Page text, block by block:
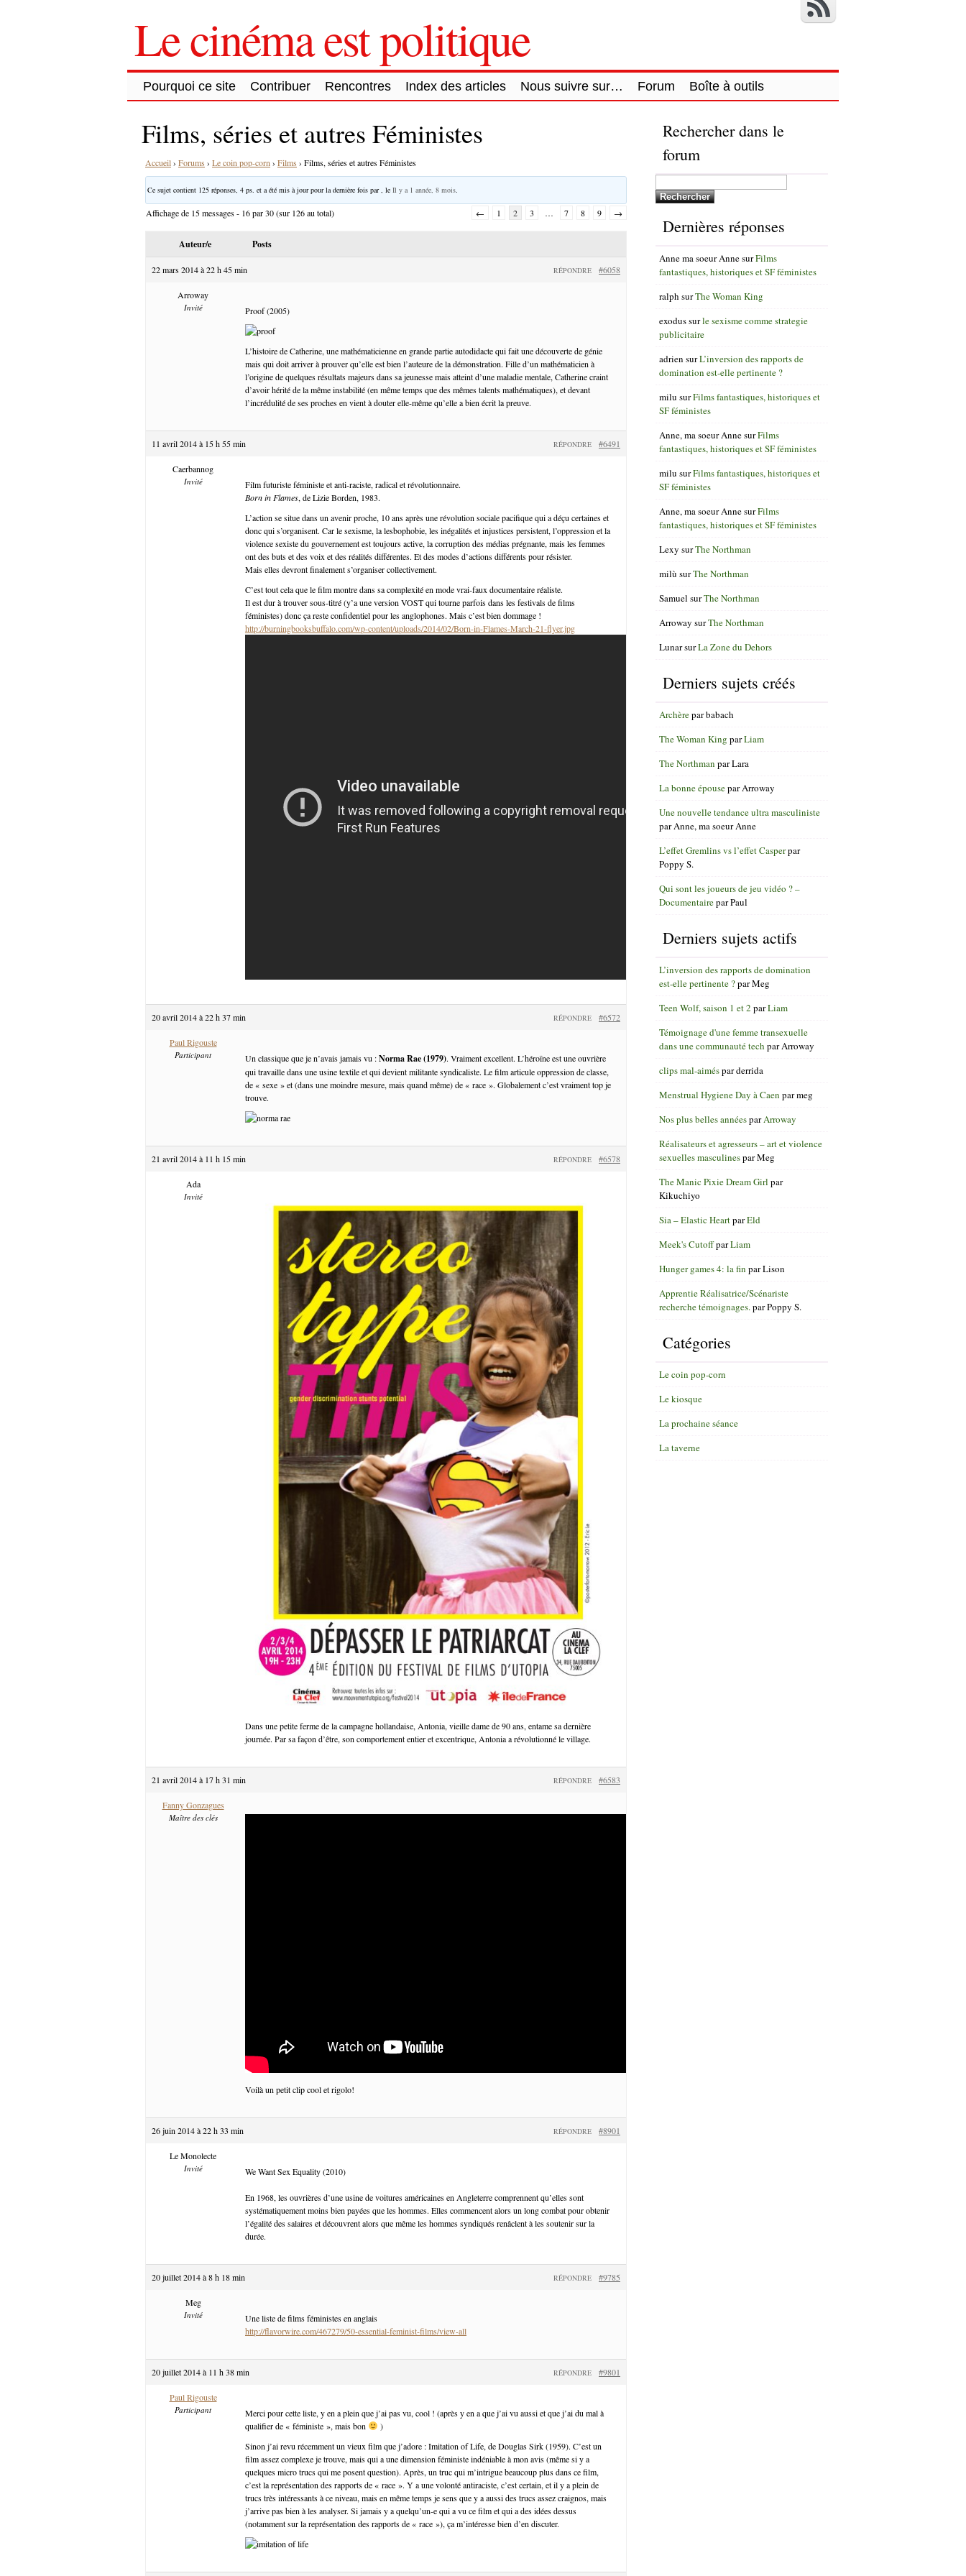
Le cinéma est politique
Pourquoi ce site Contribuer Rencontres Index des articles Nous suivre sur… Forum Boîte à outils
Films, séries et autres Féministes
Accueil› Forums › Le coin pop-corn › Films › Films, séries et autres Féministes
Ce sujet contient 125 réponses, 4 ps. et a été mis à jour pour la dernière fois par , le Il y a 1 année, 8 mois
Affichage de 15 messages - 16 par 30 (sur 126 au total) ← 1 2 3 … 7 8 9 →
Auteur/e Posts
22 mars 2014 à 22 h 45 min #6058
RÉPONDRE
Arroway
Invité Proof (2005)
L’histoire de Catherine, une mathématicienne en grande partie autodidacte qui fait une découverte de génie
mais qui doit arriver à prouver qu’elle est bien l’auteure de la démonstration. Fille d’un mathématicien à
l’origine de quelques résultats majeurs dans sa jeunesse mais atteint d’une maladie mentale, Catherine craint
d’avoir hérité de la même instabilité (en même temps que des mêmes talents mathématiques), et devant
l’incrédulité de ses proches en vient à douter elle-même qu’elle a bien écrit la preuve.
11 avril 2014 à 15 h 55 min #6491
RÉPONDRE
Caerbannog
Invité
Film futuriste féministe et anti-raciste, radical et révolutionnaire.
Born in Flames, de Lizie Borden, 1983.
L’action se situe dans un avenir proche, 10 ans après une révolution sociale pacifique qui a déçu certaines et
donc qui s’organisent. Car le sexisme, la lesbophobie, les inégalités et injustices persistent, l’oppression et la
violence sexiste du gouvernement est toujours active, la corruption des médias prégnante, mais les femmes
ont des buts et des voix et des réalités différentes. Et des modes d’actions différents pour résister.
Mais elles devront finalement s’organiser collectivement.
C’est tout cela que le film montre dans sa complexité en mode vrai-faux documentaire réaliste.
Il est dur à trouver sous-titré (y’a une version VOST qui tourne parfois dans les festivals de films
féministes) donc ça reste confidentiel pour les anglophones. Mais c’est bien dommage !
http://burningbooksbuffalo.com/wp-content/uploads/2014/02/Born-in-Flames-March-21-flyer.jpg
20 avril 2014 à 22 h 37 min #6572
RÉPONDRE
Paul Rigouste
Participant Un classique que je n’avais jamais vu :Norma Rae (1979). Vraiment excellent. L’héroïne est une ouvrière
qui travaille dans une usine textile et qui devient militante syndicaliste. Le film articule oppression de classe,
de « sexe » et (dans une moindre mesure, mais quand même) de « race ». Globalement c’est vraiment top je
trouve.
21 avril 2014 à 11 h 15 min #6578
RÉPONDRE
Ada
Invité
Dans une petite ferme de la campagne hollandaise, Antonia, vieille dame de 90 ans, entame sa dernière
journée. Par sa façon d’être, son comportement entier et excentrique, Antonia a révolutionné le village.
21 avril 2014 à 17 h 31 min #6583
RÉPONDRE
Fanny Gonzagues
Maître des clés
Voilà un petit clip cool et rigolo!
26 juin 2014 à 22 h 33 min #8901
RÉPONDRE
Le Monolecte
Invité We Want Sex Equality (2010)
En 1968, les ouvrières d’une usine de voitures américaines en Angleterre comprennent qu’elles sont
systématiquement moins bien payées que les hommes. Elles commencent alors un long combat pour obtenir
l’égalité des salaires et découvrent alors que même les hommes syndiqués renâclent à les soutenir sur la
durée.
20 juillet 2014 à 8 h 18 min #9785
RÉPONDRE
Meg
Invité
Une liste de films féministes en anglais
http://flavorwire.com/467279/50-essential-feminist-films/view-all
20 juillet 2014 à 11 h 38 min #9801
RÉPONDRE
Paul Rigouste
Participant
Merci pour cette liste, y en a plein que j’ai pas vu, cool ! (après y en a que j’ai vu aussi et que j’ai du mal à
qualifier de « féministe », mais bon
)
Sinon j’ai revu récemment un vieux film que j’adore : Imitation of Life, de Douglas Sirk (1959). C’est un
film assez complexe je trouve, mais qui a une dimension féministe indéniable à mon avis (même si y a
quelques micro trucs qui me posent question). Après, un truc qui m’intrigue beaucoup plus dans ce film,
c’est la représentation des rapports de « race ». Y a une volonté antiraciste, c’est certain, et il y a plein de
trucs très intéressants à ce niveau, mais en même temps je sens que y a aussi des trucs assez craignos, mais
j’arrive pas bien à les analyser. Si jamais y a quelqu’un-e qui a vu ce film et qui a des idées dessus
(notamment sur la représentation des rapports de « race »), ça m’intéresse bien d’en discuter.
Rechercher dans le
forum
Dernières réponses
Anne ma soeur AnnesurFilms
fantastiques, historiques et SF féministes
ralph surThe Woman King
exodussurle sexisme comme strategie
publicitaire
adrien surL’inversion des rapports de
domination est-elle pertinente ?
milu surFilms fantastiques, historiques et
SF féministes
Anne, ma soeur AnnesurFilms
fantastiques, historiques et SF féministes
milu surFilms fantastiques, historiques et
SF féministes
Anne, ma soeur AnnesurFilms
fantastiques, historiques et SF féministes
Lexy surThe Northman
milù surThe Northman
Samuel surThe Northman
Arroway surThe Northman
LunarsurLa Zone du Dehors
Derniers sujets créés
Archèreparbabach
The Woman King parLiam
The Northman parLara
La bonne épouseparArroway
Une nouvelle tendance ultra masculiniste
parAnne, ma soeur Anne
L’effet Gremlins vs l’effet Casperpar
Poppy S.
Qui sont les joueurs de jeu vidéo ? –
DocumentaireparPaul
Derniers sujets actifs
L’inversion des rapports de domination
est-elle pertinente ?parMeg
Teen Wolf, saison 1 et 2 parLiam
Témoignage d'une femme transexuelle
dans une communauté tech parArroway
clips mal-aimésparderrida
Menstrual Hygiene Day à Caen parmeg
Nos plus belles annéesparArroway
Réalisateurs et agresseurs – art et violence
sexuelles masculinesparMeg
The Manic Pixie Dream Girl par
Kikuchiyo
Sia – Elastic HeartparEld
Meek's CutoffparLiam
Hunger games 4: la fin parLison
Apprentie Réalisatrice/Scénariste
recherche témoignages. parPoppy S.
Catégories
Le coin pop-corn
Le kiosque
La prochaine séance
La taverne